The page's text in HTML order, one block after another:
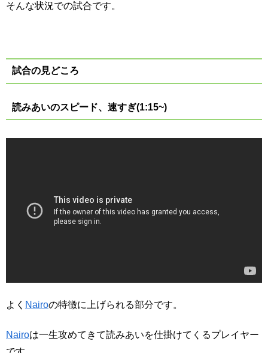
そんな状況での試合です。
試合の見どころ
読みあいのスピード、速すぎ(1:15~)
よく Nairoの特徴に上げられる部分です。
Nairoは一生攻めてきて読みあいを仕掛けてくるプレイヤー